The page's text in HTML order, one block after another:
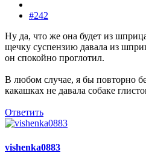
#242
Ну да, что же она будет из
щечку суспензию давала из
он спокойно проглотил.
В любом случае, я бы повторно
какашках не давала собаке
Ответить
vishenka0883